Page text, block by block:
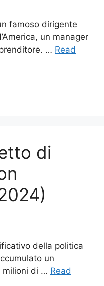
famoso dirigente
un manager
… Read
di
della politica
un
milioni di … Read